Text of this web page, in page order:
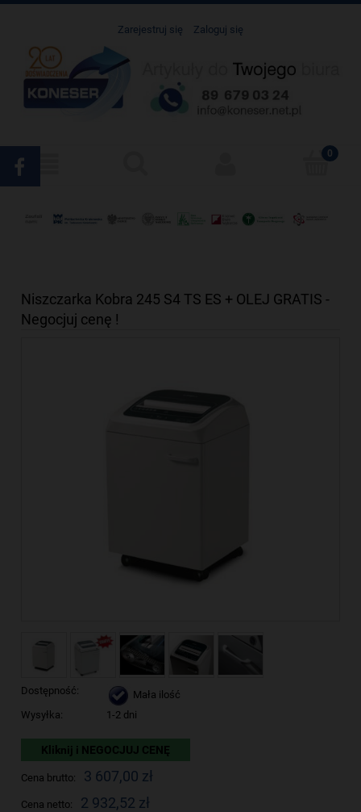
Zarejestruj się Zaloguj się
Niszczarka Kobra 245 S4 TS ES + OLEJ GRATIS -
Negocjuj cenę !
Dostępność:
Mała ilość
Wysyłka:
1-2 dni
Kliknij i NEGOCJUJ CENĘ
Cena brutto: 3 607,00 zł
Cena netto: 2 932,52 zł